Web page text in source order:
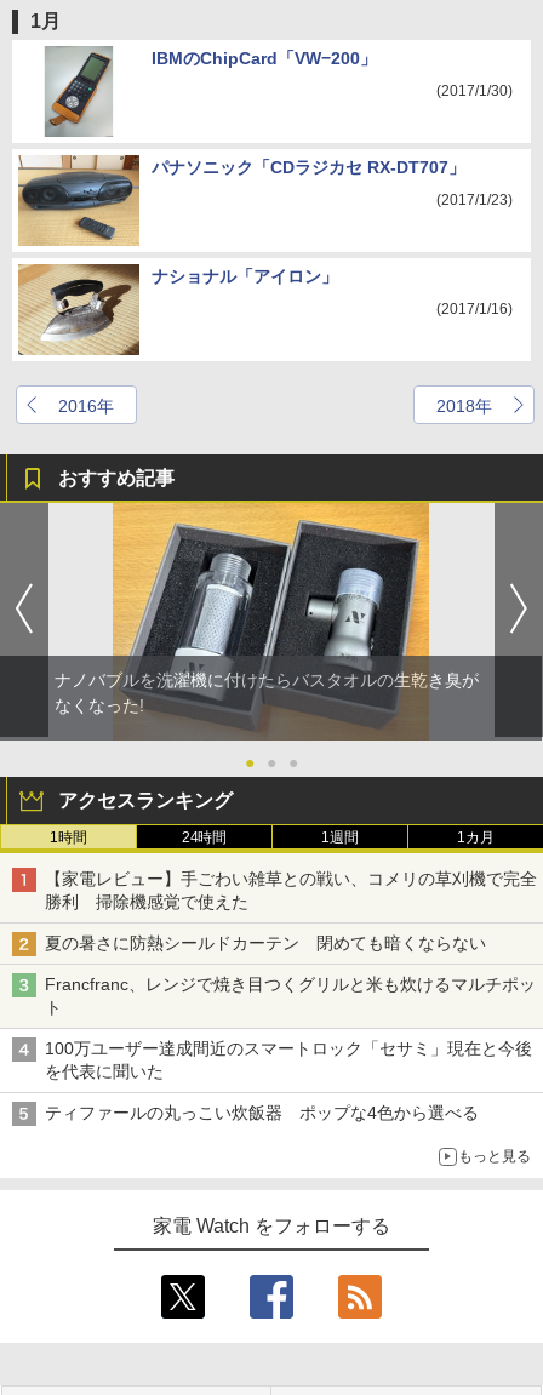
1月
IBMのChipCard「VW−200」
(2017/1/30)
パナソニック「CDラジカセ RX-DT707」
(2017/1/23)
ナショナル「アイロン」
(2017/1/16)
2016年 2018年
おすすめ記事
ナノバブルを洗濯機に付けたらバスタオルの生乾き臭が
なくなった!
● ● ●
アクセスランキング
1時間 24時間 1週間 1カ月
【家電レビュー】手ごわい雑草との戦い、コメリの草刈機で完全
勝利 掃除機感覚で使えた
夏の暑さに防熱シールドカーテン 閉めても暗くならない
Francfranc、レンジで焼き目つくグリルと米も炊けるマルチポッ
ト
100万ユーザー達成間近のスマートロック「セサミ」現在と今後
を代表に聞いた
ティファールの丸っこい炊飯器 ポップな4色から選べる
もっと見る
家電 Watch をフォローする